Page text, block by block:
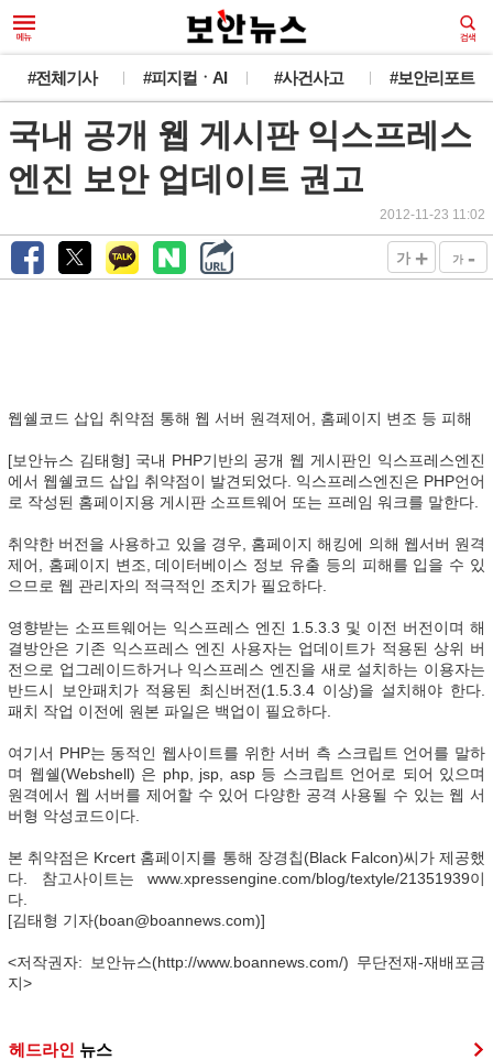
#전체기사 #피지컬ㆍAI #사건사고 #보안리포트
국내 공개 웹 게시판 익스프레스
엔진 보안 업데이트 권고
2012-11-23 11:02
가 + 가 -
웹쉘코드 삽입 취약점 통해 웹 서버 원격제어, 홈페이지 변조 등 피해
[보안뉴스 김태형] 국내 PHP기반의 공개 웹 게시판인 익스프레스엔진
에서 웹쉘코드 삽입 취약점이 발견되었다. 익스프레스엔진은 PHP언어
로 작성된 홈페이지용 게시판 소프트웨어 또는 프레임 워크를 말한다.
취약한 버전을 사용하고 있을 경우, 홈페이지 해킹에 의해 웹서버 원격
제어, 홈페이지 변조, 데이터베이스 정보 유출 등의 피해를 입을 수 있
으므로 웹 관리자의 적극적인 조치가 필요하다.
영향받는 소프트웨어는 익스프레스 엔진 1.5.3.3 및 이전 버전이며 해
결방안은 기존 익스프레스 엔진 사용자는 업데이트가 적용된 상위 버
전으로 업그레이드하거나 익스프레스 엔진을 새로 설치하는 이용자는
반드시 보안패치가 적용된 최신버전(1.5.3.4 이상)을 설치해야 한다.
패치 작업 이전에 원본 파일은 백업이 필요하다.
여기서 PHP는 동적인 웹사이트를 위한 서버 측 스크립트 언어를 말하
며 웹쉘(Webshell) 은 php, jsp, asp 등 스크립트 언어로 되어 있으며
원격에서 웹 서버를 제어할 수 있어 다양한 공격 사용될 수 있는 웹 서
버형 악성코드이다.
본 취약점은 Krcert 홈페이지를 통해 장경칩(Black Falcon)씨가 제공했
다. 참고사이트는 www.xpressengine.com/blog/textyle/21351939이
다.
[김태형 기자(boan@boannews.com)]
<저작권자: 보안뉴스(http://www.boannews.com/) 무단전재-재배포금
지>
헤드라인 뉴스